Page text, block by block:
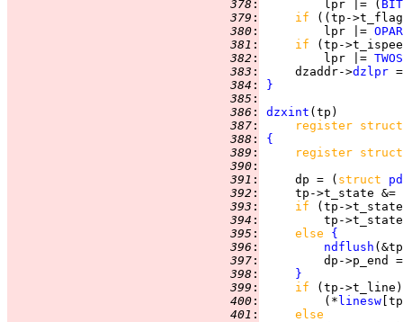
378 :
         lpr |= (
379 : if
((tp-
380 :
         lpr |=
OPAR
381 : if
(tp-
382 :
         lpr |=
383 :
     dzaddr->
dzlpr
384 :
}
385 :
386 : dzxint
387 :
register
388 :
{
389 :
register
390 :
391 :
     dp = (
struct
392 :
tp->t_state &=
393 : if
(tp-
394 :
tp-
395 : else {
396 :
ndflush
397 :
398 :
}
399 :
if
400 :
         (*
linesw
401 :
else